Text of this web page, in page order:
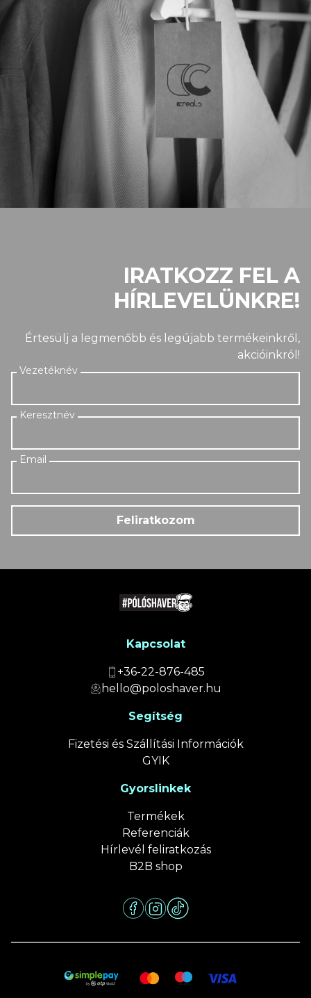
IRATKOZZ FEL A
HÍRLEVELÜNKRE!
Értesülj a legmenőbb és legújabb termékeinkről,
akcióinkról!
Feliratkozom
Kapcsolat
+36-22-876-485
hello@poloshaver.hu
Segítség
Fizetési és Szállítási Információk
GYIK
Gyorslinkek
Termékek
Referenciák
Hírlevél feliratkozás
B2B shop